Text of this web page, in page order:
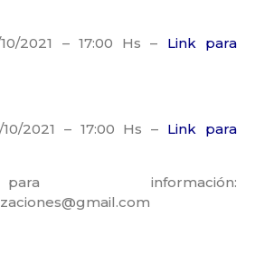
2021 – 17:00 Hs – Link para
2021 – 17:00 Hs – Link para
información: